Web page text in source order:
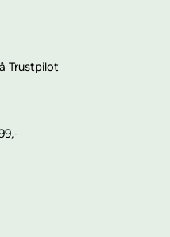
Trustpilot